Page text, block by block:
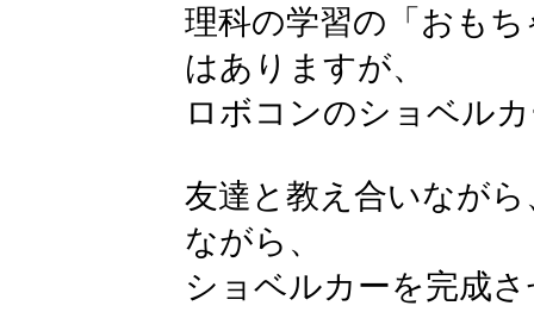
理科の学習の「おも
はありますが、
ロボコンのショベル
友達と教え合いなが
ながら、
ショベルカーを完成